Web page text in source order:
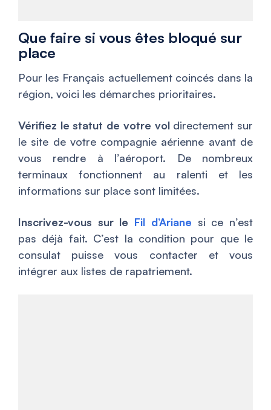
Que faire si vous êtes bloqué sur
place
Pour les Français actuellement coincés dans la
région, voici les démarches prioritaires.
Vérifiez le statut de votre voldirectement sur
le site de votre compagnie aérienne avant de
vous rendre à l’aéroport. De nombreux
terminaux fonctionnent au ralenti et les
informations sur place sont limitées.
Inscrivez-vous sur le Fil d’Ariane si ce n’est
pas déjà fait. C’est la condition pour que le
consulat puisse vous contacter et vous
intégrer aux listes de rapatriement.